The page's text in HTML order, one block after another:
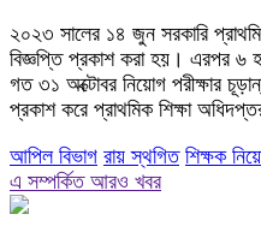
২০২৩ সালের ১৪ জুন সরকারি
বিজ্ঞপ্তি প্রকাশ করা হয়। এরপর ৬
গত ৩১ অক্টোবর নিয়োগ পরীক্ষার
প্রকাশ করে প্রাথমিক শিক্ষা
আপিল বিভাগ রায় স্থগিত শিক্ষক
এ সম্পর্কিত আরও খবর